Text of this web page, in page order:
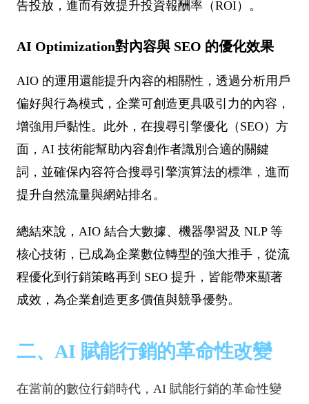
告投放，進而有效提升投資報酬率（ROI）。
AI Optimization對內容與 SEO 的優化效果
AIO 的運用還能提升內容的相關性，透過分析用戶
偏好與行為模式，企業可創造更具吸引力的內容，
增強用戶黏性。此外，在搜尋引擎優化（SEO）方
面，AI 技術能幫助內容創作者識別合適的關鍵
詞，並確保內容符合搜尋引擎演算法的標準，進而
提升自然流量與網站排名。
總結來說，AIO 結合大數據、機器學習及 NLP 等
核心技術，已成為企業數位轉型的強大推手，從流
程優化到行銷策略再到 SEO 提升，皆能帶來顯著
成效，為企業創造更多價值與競爭優勢。
二、AI 賦能行銷的革命性改變
在當前的數位行銷時代，AI 賦能行銷的革命性變